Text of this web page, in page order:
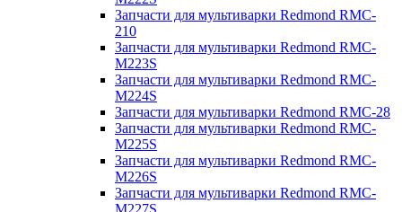
Запчасти для мультиварки Redmond RMC-
210
Запчасти для мультиварки Redmond RMC-
M223S
Запчасти для мультиварки Redmond RMC-
M224S
Запчасти для мультиварки Redmond RMC-28
Запчасти для мультиварки Redmond RMC-
M225S
Запчасти для мультиварки Redmond RMC-
M226S
Запчасти для мультиварки Redmond RMC-
M227S